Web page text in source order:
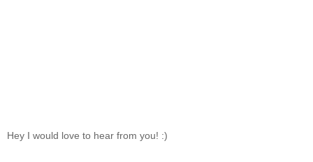
Hey I would love to hear from you! :)